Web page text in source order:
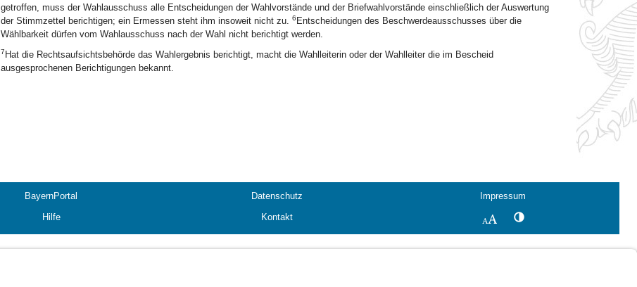
getroffen, muss der Wahlausschuss alle Entscheidungen der Wahlvorstände und der Briefwahlvorstände einschließlich der Auswertung
der Stimmzettel berichtigen; ein Ermessen steht ihm insoweit nicht zu. 6 Entscheidungen des Beschwerdeausschusses über die
Wählbarkeit dürfen vom Wahlausschuss nach der Wahl nicht berichtigt werden.
7 Hat die Rechtsaufsichtsbehörde das Wahlergebnis berichtigt, macht die Wahlleiterin oder der Wahlleiter die im Bescheid
ausgesprochenen Berichtigungen bekannt.
BayernPortal Datenschutz
Impressum
Hilfe Kontakt SchriftgrößeKontrastwechsel